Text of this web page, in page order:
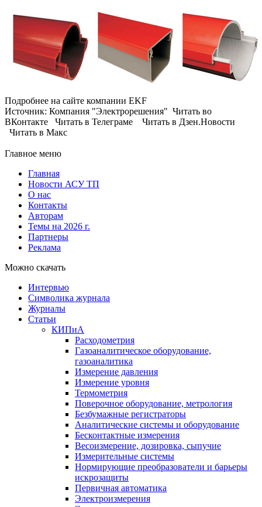
Подробнее на сайте компании EKF
Источник: Компания "Электрорешения" Читать во
ВКонтакте Читать в Телеграме Читать в Дзен.Новости
Читать в Макс
Главное меню
Главная
Новости АСУ ТП
О нас
Контакты
Авторам
Темы на 2026 г.
Партнеры
Реклама
Можно скачать
Интервью
Символика журнала
Журналы
Статьи
КИПиА
Расходометрия
Газоаналитическое оборудование,
газоаналитика
Измерение давления
Измерение уровня
Термометрия
Поверочное оборудование, метрология
Безбумажные регистраторы
Аналитические системы и оборудование
Бесконтактные измерения
Весоизмерение, дозировка, сыпучие
Измерительные системы
Нормирующие преобразователи и барьеры
искрозащиты
Первичная автоматика
Электроизмерения